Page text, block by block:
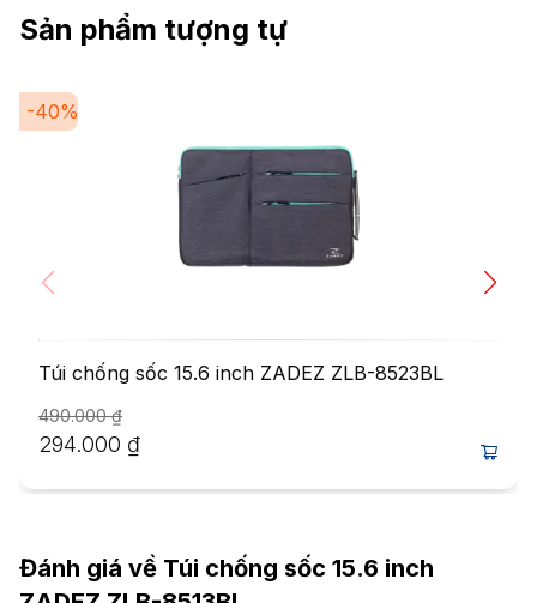
Sản phẩm tượng tự
-40%
Túi chống sốc 15.6 inch ZADEZ ZLB-8523BL
490.000₫
294.000 ₫
Đánh giá về Túi chống sốc 15.6 inch